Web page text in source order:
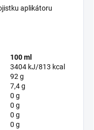
aplikátoru
100 ml
3404 kJ/813 kcal
92 g
7,4 g
0 g
0 g
0 g
0 g